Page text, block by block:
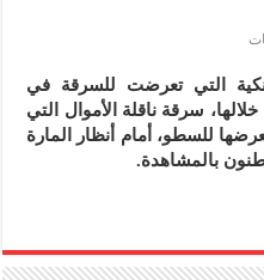
فيديو
ينشر
لأول
مرة
حول
سرقة
مغلقة
التي تعرضت للسرقة في
سرقة ناقلة الأموال التي
للسطو، أمام أنظار المارة
بالمشاهدة.